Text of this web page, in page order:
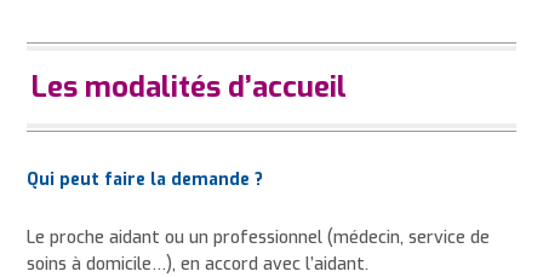
Les modalités d’accueil
Qui peut faire la demande ?
Le proche aidant ou un professionnel (médecin, service de
soins à domicile…), en accord avec l’aidant.